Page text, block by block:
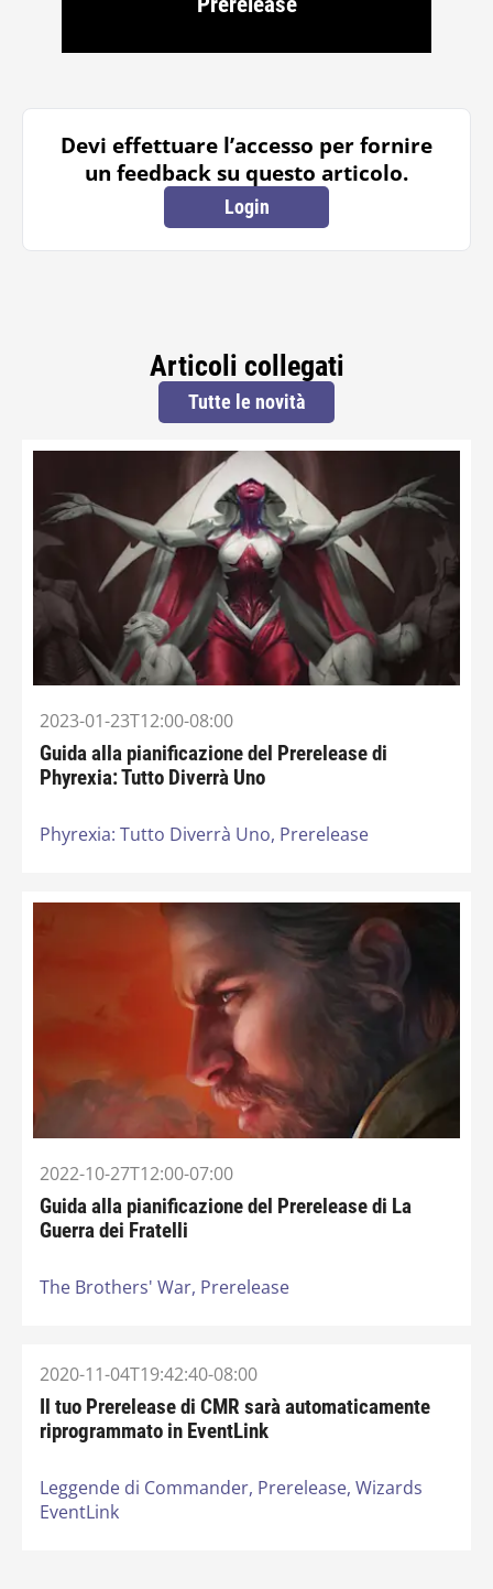
Devi effettuare l’accesso per fornire
un feedback su questo articolo.
Login
Articoli collegati
Tutte le novità
2023-01-23T12:00-08:00
Guida alla pianificazione del Prerelease di
Phyrexia: Tutto Diverrà Uno
Phyrexia: Tutto Diverrà Uno, Prerelease
2022-10-27T12:00-07:00
Guida alla pianificazione del Prerelease di La
Guerra dei Fratelli
The Brothers' War, Prerelease
2020-11-04T19:42:40-08:00
Il tuo Prerelease di CMR sarà automaticamente
riprogrammato in EventLink
Leggende di Commander, Prerelease, Wizards
EventLink